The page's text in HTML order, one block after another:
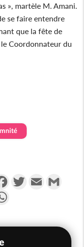
», martèle M. Amani.
se faire entendre
que la fête de
le Coordonnateur du
FacebookTwitterEmail